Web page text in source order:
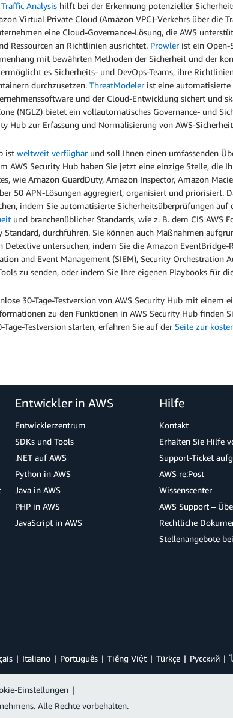
Traffic Analysis hilft bei der Erkennung potenzieller
Virtual Private Cloud (Amazon VPC)-Verkehrs über die
eine Cloud-Governance-Lösung, die AWS
Ressourcen an Richtlinien ausrichtet. Prowlerist ein Open-
mit bewährten Methoden der Sicherheit und der
ermöglicht es Sicherheits- und DevOps-Teams, ihre
durchzusetzen. ThreatModelerist eine automatisierte
und der Cloud-Entwicklung sichert und
(NGLZ) bietet ein vollautomatisches Governance- und
Hub zur Erfassung und Normalisierung von AWS-
ist weltweit verfügbarund soll Ihnen einen umfassenden
AWS Security Hub haben Sie jetzt eine einzige Stelle, die
wie Amazon GuardDuty, Amazon Inspector, Amazon
50 APN-Lösungen aggregiert, organisiert und priorisiert.
indem Sie automatisierte Sicherheitsüberprüfungen auf
und branchenüblicher Standards, wie z. B. dem CIS AWS
Standard, durchführen. Sie können auch Maßnahmen
Detective untersuchen, indem Sie die Amazon
and Event Management (SIEM), Security Orchestration
zu senden, oder indem Sie Ihre eigenen Playbooks für
30-Tage-Testversion von AWS Security Hub mit einem
zu den Funktionen in AWS Security Hub finden
Tage-Testversion starten, erfahren Sie auf der Seite zur
Entwickler in AWS
Entwicklerzentrum
SDKs und Tools
.NET auf AWS
Python in AWS
Java in AWS
PHP in AWS
JavaScript in AWS
Hilfe
Kontakt
Erhalten Sie Hilfe
Support-Ticket
AWS re:Post
Wissenscenter
AWS Support –
Rechtliche
Stellenangebote
Italiano Português Tiếng Việt Türkçe Ρусский
Einstellungen |
Alle Rechte vorbehalten.